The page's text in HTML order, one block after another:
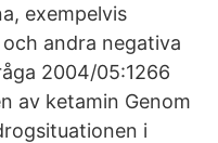
exempelvis
andra negativa
2004/05:1266
av ketamin Genom
i